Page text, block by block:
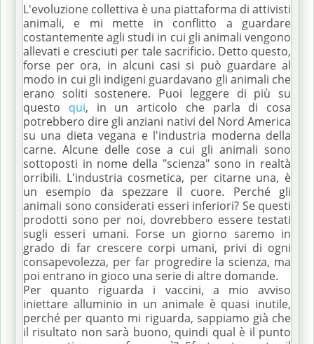
L'evoluzione collettiva è una piattaforma di attivisti
animali, e mi mette in conflitto a guardare
costantemente agli studi in cui gli animali vengono
allevati e cresciuti per tale sacrificio. Detto questo,
forse per ora, in alcuni casi si può guardare al
modo in cui gli indigeni guardavano gli animali che
erano soliti sostenere. Puoi leggere di più su
questo qui, in un articolo che parla di cosa
potrebbero dire gli anziani nativi del Nord America
su una dieta vegana e l'industria moderna della
carne. Alcune delle cose a cui gli animali sono
sottoposti in nome della "scienza" sono in realtà
orribili. L'industria cosmetica, per citarne una, è
un esempio da spezzare il cuore. Perché gli
animali sono considerati esseri inferiori? Se questi
prodotti sono per noi, dovrebbero essere testati
sugli esseri umani. Forse un giorno saremo in
grado di far crescere corpi umani, privi di ogni
consapevolezza, per far progredire la scienza, ma
poi entrano in gioco una serie di altre domande.
Per quanto riguarda i vaccini, a mio avviso
iniettare alluminio in un animale è quasi inutile,
perché per quanto mi riguarda, sappiamo già che
il risultato non sarà buono, quindi qual è il punto